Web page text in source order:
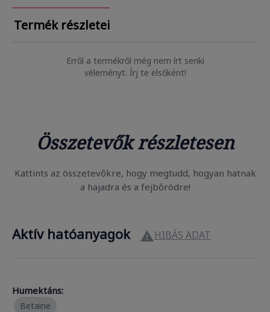
Termék részletei
Erről a termékről még nem írt senki
véleményt. Írj te elsőként!
Összetevők részletesen
Kattints az összetevőkre, hogy megtudd, hogyan hatnak
a hajadra és a fejbőrödre!
Aktív hatóanyagok  HIBÁS ADAT
Humektáns:
Betaine